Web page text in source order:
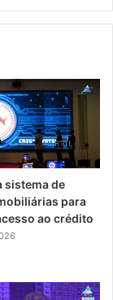
sistema de
para
ao crédito